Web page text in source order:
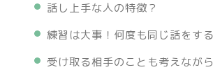
話し上手な人の特徴？
練習は大事！何度も同じ話をする
受け取る相手のことも考えながら